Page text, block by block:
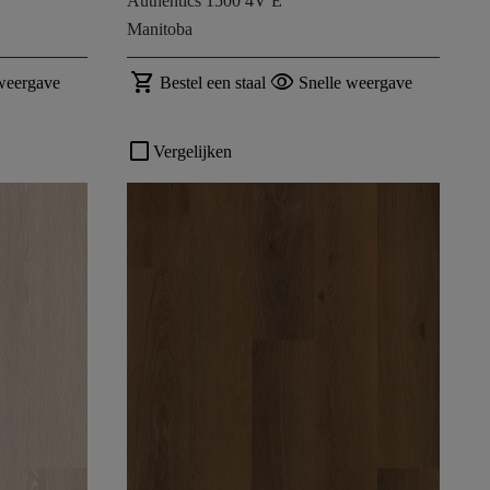
Manitoba
shopping_cart Bestel een staal visibility Snelle weergave
check_box_outline_blank Vergelijken